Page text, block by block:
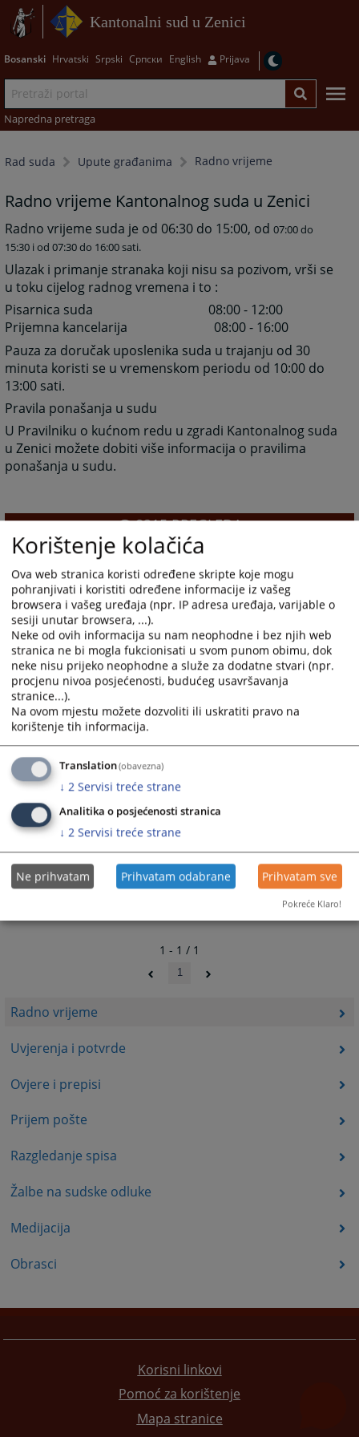
Kantonalni sud u Zenici
Bosanski Hrvatski Srpski Српски English Prijava
Napredna pretraga
Rad suda Upute građanima Radno vrijeme
Radno vrijeme
Uvjerenja i potvrde
Ovjere i prepisi
Prijem pošte
Razgledanje spisa
Žalbe na sudske odluke
Medijacija
Obrasci
Radno vrijeme Kantonalnog suda u Zenici
Radno vrijeme suda je od 06:30 do 15:00, od07:00 do
15:30 i od07:30 do 16:00 sati.
Ulazak i primanje stranaka koji nisu sa pozivom, vrši se
u toku cijelog radnog vremena i to :
Pisarnica suda 08:00 - 12:00
Prijemna kancelarija 08:00 - 16:00
Pauza za doručak uposlenika suda u trajanju od 30
minuta koristi se u vremenskom periodu od 10:00 do
13:00 sati.
Pravila ponašanja u sudu
U Pravilniku o kućnom redu u zgradi Kantonalnog suda
u Zenici možete dobiti više informacija o pravilima
ponašanja u sudu.
8215PREGLEDA
Prateći dokumenti
Pravilnik o kućnom redu
1 - 1 / 1
1
Korisni linkovi
Pomoć za korištenje
Mapa stranice
Korištenje kolačića
Ova web stranica koristi određene skripte koje mogu
pohranjivati i koristiti određene informacije iz vašeg
browsera i vašeg uređaja (npr. IP adresa uređaja, varijable o
sesiji unutar browsera, ...).
Neke od ovih informacija su nam neophodne i bez njih web
stranica ne bi mogla fukcionisati u svom punom obimu, dok
neke nisu prijeko neophodne a služe za dodatne stvari (npr.
procjenu nivoa posjećenosti, budućeg usavršavanja
stranice...).
Na ovom mjestu možete dozvoliti ili uskratiti pravo na
korištenje tih informacija.
Translation(obavezna)
↓ 2 Servisi treće strane
Analitika o posjećenosti stranica
↓ 2 Servisi treće strane
Ne prihvatam Prihvatam odabrane Prihvatam sve
Pokreće Klaro!